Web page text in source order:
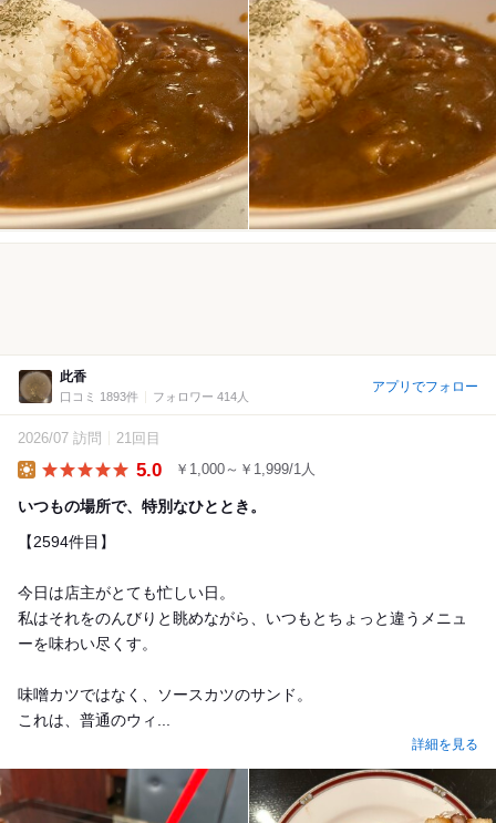
此香
口コミ 1893件 フォロワー 414人
アプリでフォロー
2026/07 訪問 21回目
5.0 ￥1,000～￥1,999/1人
いつもの場所で、特別なひととき。
【2594件目】
今日は店主がとても忙しい日。
私はそれをのんびりと眺めながら、いつもとちょっと違うメニュ
ーを味わい尽くす。
味噌カツではなく、ソースカツのサンド。
これは、普通のウィ...
詳細を見る